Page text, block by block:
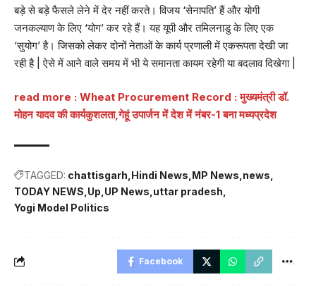
बड़े से बड़े फैसले लेने में देर नहीं करते। विजय ‘सेनापति’ हैं और योगी
जनकल्याण के लिए ‘योग’ कर रहे हैं। यह यूपी और तमिलनाडु के लिए एक
‘सुयोग’ है। जिसको लेकर दोनों नेताओं के कार्य प्रणाली में एकरूपता देखी जा
रही है | ऐसे में आने वाले समय में भी ये समानता कायम रहेगी या बदलाव दिखेगा |
read more : Wheat Procurement Record : मुख्यमंत्री डॉ.
मोहन यादव की कार्यकुशलता,गेहूं उपार्जन में देश में नंबर-1 बना मध्यप्रदेश
TAGGED: chattisgarh Hindi News MP News news
TODAY NEWS Up UP News uttar pradesh
Yogi Model Politics
Facebook